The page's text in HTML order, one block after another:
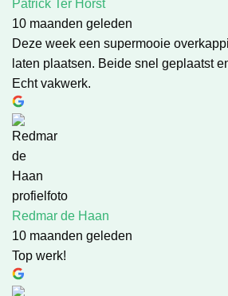
Patrick Ter Horst
10 maanden geleden
Deze week een supermooie
laten plaatsen. Beide snel geplaatst
Echt vakwerk.
Redmar de Haan
10 maanden geleden
Top werk!